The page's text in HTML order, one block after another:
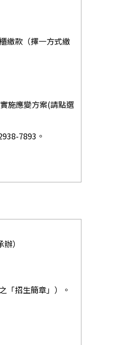
繳款（擇一方式繳
施應變方案(請點選
7893。
）
「招生簡章」）。